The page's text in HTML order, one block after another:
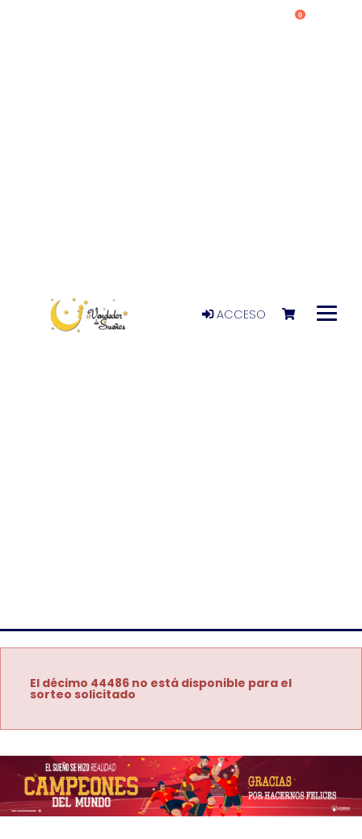
ACCESO
0
El décimo 44486 no está disponible para el
sorteo solicitado